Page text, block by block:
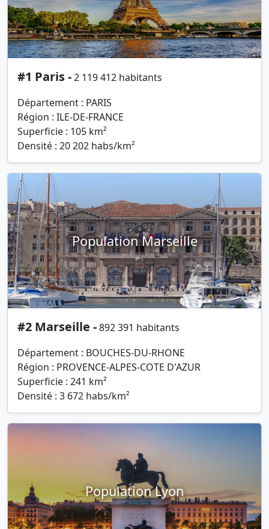
#1 Paris -2 119 412 habitants
Département : PARIS
Région : ILE-DE-FRANCE
Superficie : 105 km²
Densité : 20 202 habs/km²
Population Marseille
#2 Marseille -892 391 habitants
Département : BOUCHES-DU-RHONE
Région : PROVENCE-ALPES-COTE D'AZUR
Superficie : 241 km²
Densité : 3 672 habs/km²
Population Lyon